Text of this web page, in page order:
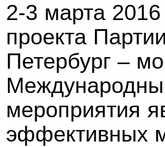
2-3 марта
проекта
Петербург –
мероприятия
эффективных